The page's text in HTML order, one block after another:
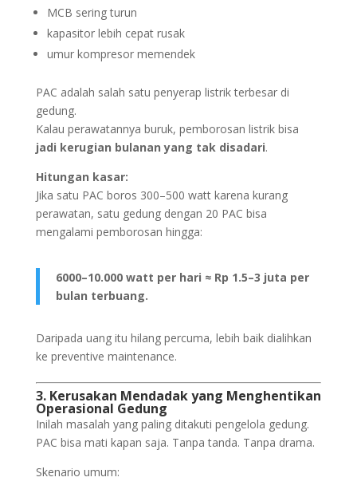
MCB sering turun
kapasitor lebih cepat rusak
umur kompresor memendek
PAC adalah salah satu penyerap listrik terbesar di
gedung.
Kalau perawatannya buruk, pemborosan listrik bisa
jadi kerugian bulanan yang tak disadari.
Hitungan kasar:
Jika satu PAC boros 300–500 watt karena kurang
perawatan, satu gedung dengan 20 PAC bisa
mengalami pemborosan hingga:
6000–10.000 watt per hari ≈ Rp 1.5–3 juta per
bulan terbuang.
Daripada uang itu hilang percuma, lebih baik dialihkan
ke preventive maintenance.
3. Kerusakan Mendadak yang Menghentikan
Operasional Gedung
Inilah masalah yang paling ditakuti pengelola gedung.
PAC bisa mati kapan saja. Tanpa tanda. Tanpa drama.
Skenario umum: